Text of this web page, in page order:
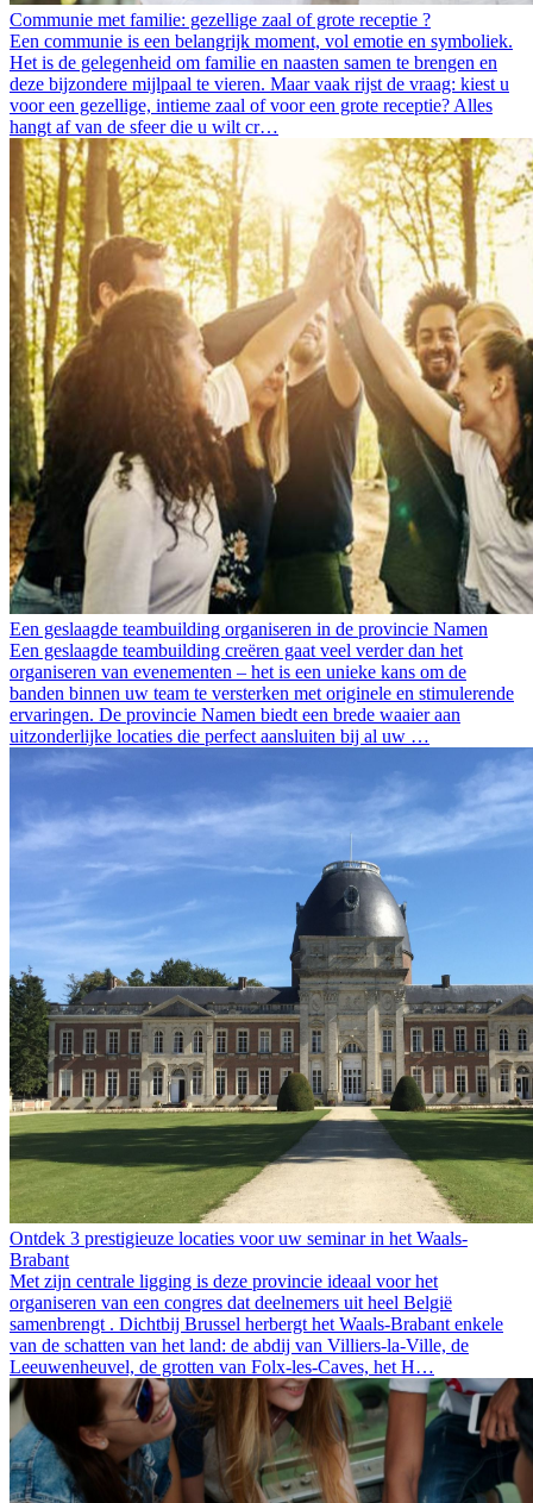
Communie met familie: gezellige zaal of grote receptie ?
Een communie is een belangrijk moment, vol emotie en symboliek.
Het is de gelegenheid om familie en naasten samen te brengen en
deze bijzondere mijlpaal te vieren. Maar vaak rijst de vraag: kiest u
voor een gezellige, intieme zaal of voor een grote receptie? Alles
hangt af van de sfeer die u wilt cr…
Een geslaagde teambuilding organiseren in de provincie Namen
Een geslaagde teambuilding creëren gaat veel verder dan het
organiseren van evenementen – het is een unieke kans om de
banden binnen uw team te versterken met originele en stimulerende
ervaringen. De provincie Namen biedt een brede waaier aan
uitzonderlijke locaties die perfect aansluiten bij al uw …
Ontdek 3 prestigieuze locaties voor uw seminar in het Waals-
Brabant
Met zijn centrale ligging is deze provincie ideaal voor het
organiseren van een congres dat deelnemers uit heel België
samenbrengt . Dichtbij Brussel herbergt het Waals-Brabant enkele
van de schatten van het land: de abdij van Villiers-la-Ville, de
Leeuwenheuvel, de grotten van Folx-les-Caves, het H…